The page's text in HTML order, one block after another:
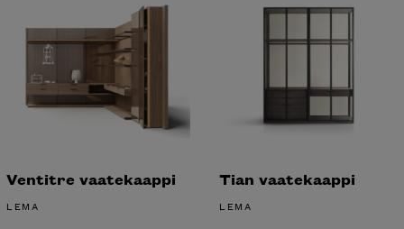
Ventitre vaatekaappi
LEMA
Tian vaatekaappi
LEMA